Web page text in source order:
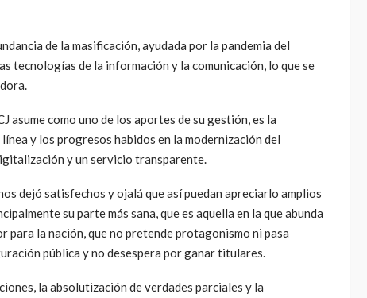
de la masificación, ayudada por la pandemia del
tecnologías de la información y la comunicación, lo que se
asume como uno de los aportes de su gestión, es la
y los progresos habidos en la modernización del
y un servicio transparente.
dejó satisfechos y ojalá que así puedan apreciarlo amplios
su parte más sana, que es aquella en la que abunda
para la nación, que no pretende protagonismo ni pasa
pública y no desespera por ganar titulares.
la absolutización de verdades parciales y la